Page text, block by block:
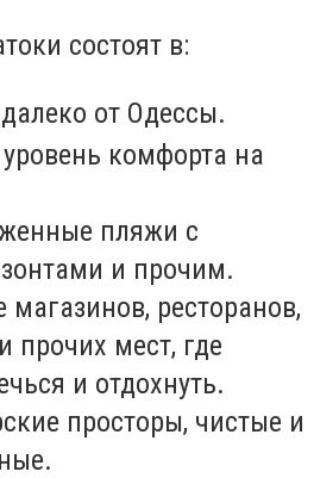
состоят в:
от Одессы.
комфорта на
пляжи с
и прочим.
магазинов, ресторанов,
прочих мест, где
и отдохнуть.
просторы, чистые и